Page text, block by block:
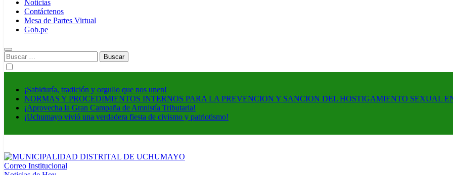
Noticias
Contáctenos
Mesa de Partes Virtual
Gob.pe
Buscar:
¡Sabiduría, tradición y orgullo que nos unen!
NORMAS Y PROCEDIMIENTOS INTERNOS PARA LA PREVENCION Y SANCION DEL HOSTIGAMIENTO SEXUAL
¡Aprovecha la Gran Campaña de Amnistía Tributaria!
¡Uchumayo vivió una verdadera fiesta de civismo y patriotismo!
Correo Institucional